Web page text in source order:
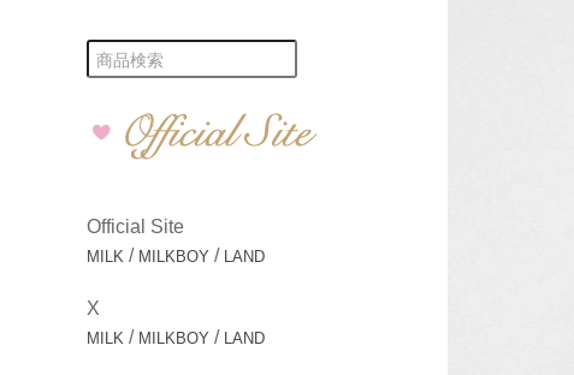
Official Site
MILK / MILKBOY / LAND
X
MILK / MILKBOY / LAND